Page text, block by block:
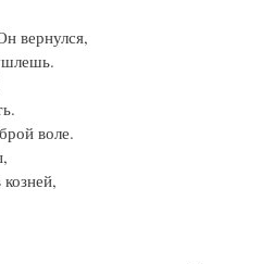
вернулся,
воле.